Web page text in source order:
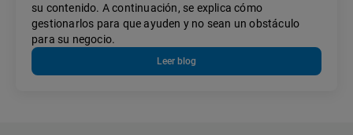
su contenido. A continuación, se explica cómo
gestionarlos para que ayuden y no sean un obstáculo
para su negocio.
Leer blog